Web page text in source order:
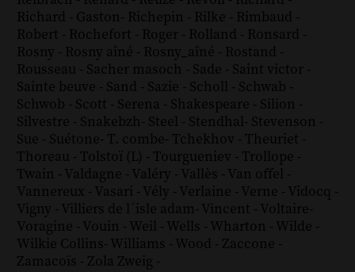
Richard - Gaston- Richepin - Rilke - Rimbaud -
Robert - Rochefort - Roger - Rolland - Ronsard -
Rosny - Rosny aîné - Rosny_aîné - Rostand -
Rousseau - Sacher masoch - Sade - Saint victor -
Sainte beuve - Sand - Sazie - Scholl - Schwab -
Schwob - Scott - Serena - Shakespeare - Silion -
Silvestre - Snakebzh- Steel - Stendhal- Stevenson -
Sue - Suétone- T. combe- Tchekhov - Theuriet -
Thoreau - Tolstoï (L) - Tourgueniev - Trollope -
Twain - Valdagne - Valéry - Vallès - Van offel -
Vannereux - Vasari - Vély - Verlaine - Verne - Vidocq -
Vigny - Villiers de l´isle adam- Vincent - Voltaire-
Voragine - Vouin - Weil - Wells - Wharton - Wilde -
Wilkie Collins- Williams - Wood - Zaccone -
Zamacoïs - Zola Zweig -